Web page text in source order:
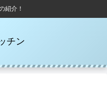
紹介！
チン